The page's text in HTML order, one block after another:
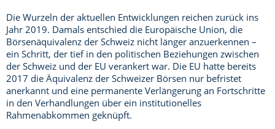
Die Wurzeln der aktuellen Entwicklungen reichen zurück ins
Jahr 2019. Damals entschied die Europäische Union, die
Börsenäquivalenz der Schweiz nicht länger anzuerkennen –
ein Schritt, der tief in den politischen Beziehungen zwischen
der Schweiz und der EU verankert war. Die EU hatte bereits
2017 die Äquivalenz der Schweizer Börsen nur befristet
anerkannt und eine permanente Verlängerung an Fortschritte
in den Verhandlungen über ein institutionelles
Rahmenabkommen geknüpft.